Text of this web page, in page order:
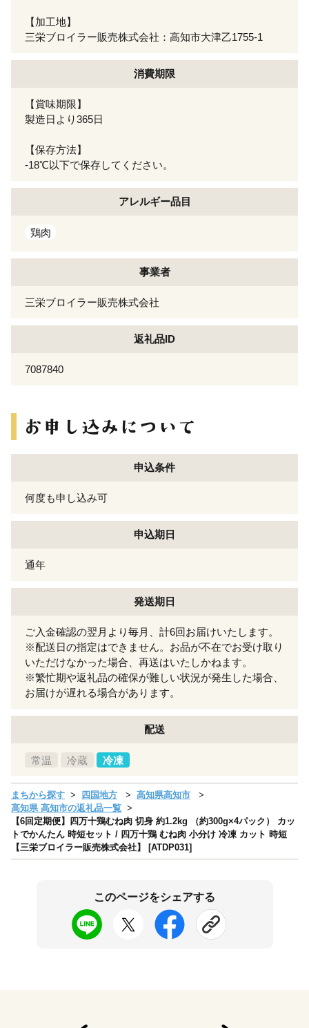
【加工地】
三栄ブロイラー販売株式会社：高知市大津乙1755-1
消費期限
【賞味期限】
製造日より365日
【保存方法】
-18℃以下で保存してください。
アレルギー品目
鶏肉
事業者
三栄ブロイラー販売株式会社
返礼品ID
7087840
申込条件
何度も申し込み可
申込期日
通年
発送期日
ご入金確認の翌月より毎月、計6回お届けいたします。
※配送日の指定はできません。お品が不在でお受け取り
いただけなかった場合、再送はいたしかねます。
※繁忙期や返礼品の確保が難しい状況が発生した場合、
お届けが遅れる場合があります。
配送
常温 冷蔵 冷凍
まちから探す 四国地方
高知県高知市
高知県 高知市の返礼品一覧
【6回定期便】四万十鶏むね肉 切身 約1.2kg （約300g×4パック） カッ
トでかんたん 時短セット / 四万十鶏 むね肉 小分け 冷凍 カット 時短
【三栄ブロイラー販売株式会社】 [ATDP031]
このページをシェアする